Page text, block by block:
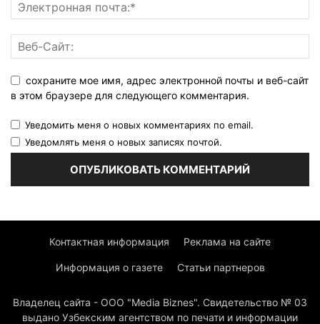
сохраните мое имя, адрес электронной почты и веб-сайт
в этом браузере для следующего комментария.
Уведомить меня о новых комментариях по email.
Уведомлять меня о новых записях почтой.
Контактная информация Реклама на сайте
Информация о газете Статьи партнеров
Владелец сайта - ООО "Media Biznes". Свидетельство № 03
выдано Узбекским агентством по печати и информации